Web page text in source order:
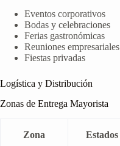
Eventos corporativos
Bodas y celebraciones
Ferias gastronómicas
Reuniones empresariales
Fiestas privadas
Logística y Distribución
Zonas de Entrega Mayorista
Zona Estados